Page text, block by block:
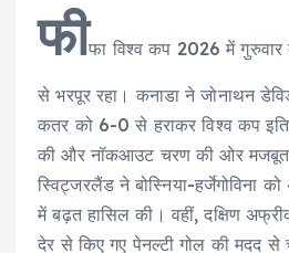
फीफा विश्व कप 2026 में गुरुवार
से भरपूर रहा। कनाडा ने जोनाथन
कतर को 6-0 से हराकर विश्व कप
की और नॉकआउट चरण की ओर मजबूत
स्विट्जरलैंड ने बोस्निया-हर्जेगोविना
में बढ़त हासिल की। वहीं, दक्षिण
देर से किए गए पेनल्टी गोल की मदद